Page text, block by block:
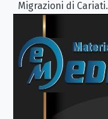
Migrazioni di Cariati.